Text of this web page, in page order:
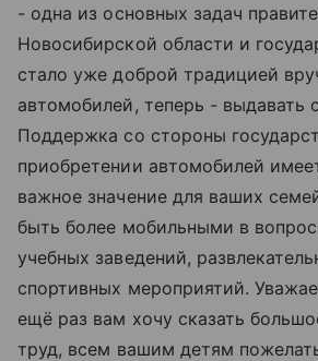
- одна из основных задач
Новосибирской области и
стало уже доброй традицией
автомобилей, теперь - выдавать
Поддержка со стороны
приобретении автомобилей
важное значение для ваших
быть более мобильными в
учебных заведений,
спортивных мероприятий.
ещё раз вам хочу сказать
труд, всем вашим детям